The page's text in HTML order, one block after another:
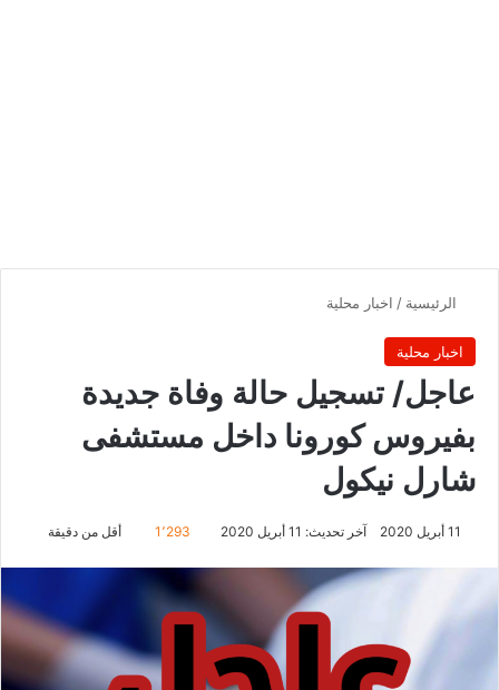
الرئيسية / اخبار محلية
اخبار محلية
عاجل/ تسجيل حالة وفاة جديدة
بفيروس كورونا داخل مستشفى
شارل نيكول‎
11 أبريل 2020 آخر تحديث: 11 أبريل 2020 1٬293 أقل من دقيقة